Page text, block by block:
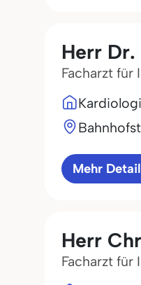
Herr
Facharzt für
Mehr
Herr
Facharzt für